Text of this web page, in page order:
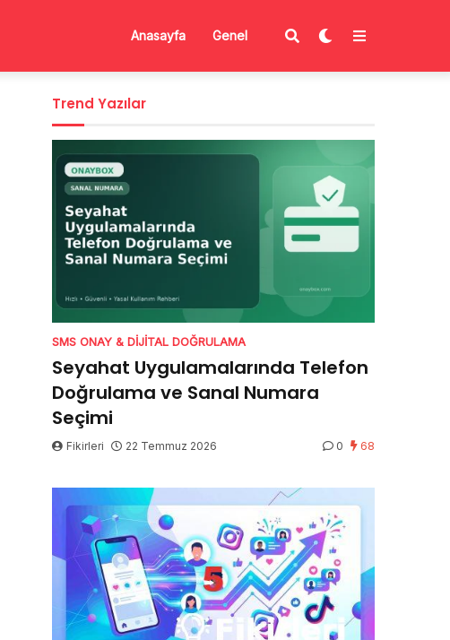
Anasayfa Genel
Trend Yazılar
SMS ONAY & DIJITAL DOĞRULAMA
Seyahat Uygulamalarında Telefon
Doğrulama ve Sanal Numara
Seçimi
Fikirleri 22 Temmuz 2026 0 68